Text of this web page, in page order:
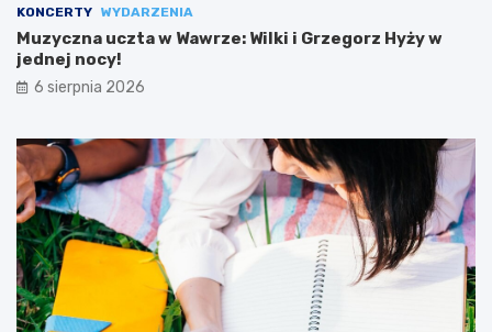
KONCERTY WYDARZENIA
Muzyczna uczta w Wawrze: Wilki i Grzegorz Hyży w
jednej nocy!
6 sierpnia 2026